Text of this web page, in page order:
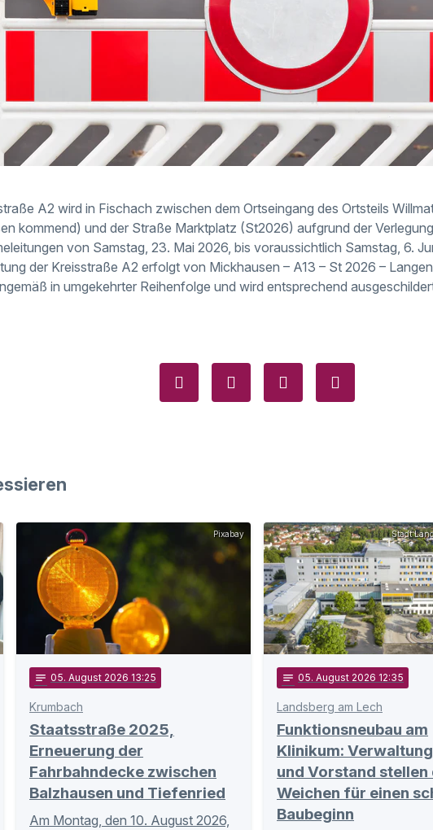
A2 wird in Fischach zwischen dem Ortseingang des Ortsteils
kommend) und der Straße Marktplatz (St2026) aufgrund der
von Samstag, 23. Mai 2026, bis voraussichtlich Samstag, 6.
der Kreisstraße A2 erfolgt von Mickhausen – A13 – St 2026 –
in umgekehrter Reihenfolge und wird entsprechend
Pixabay
notes 05. August 2026 13:25
Krumbach
Staatsstraße 2025,
Erneuerung der
Fahrbahndecke zwischen
Balzhausen und Tiefenried
Am Montag, den 10. August 2026,
Stadt
notes 05. August 2026 12:35
Landsberg am Lech
Funktionsneubau am
Klinikum:
und Vorstand stellen
Weichen für einen
Baubeginn